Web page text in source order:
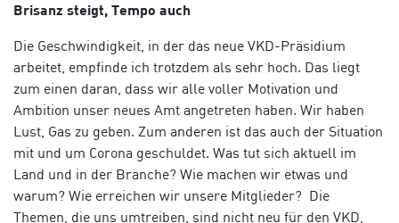
Brisanz steigt, Tempo auch
Die Geschwindigkeit, in der das neue VKD-Präsidium
arbeitet, empfinde ich trotzdem als sehr hoch. Das liegt
zum einen daran, dass wir alle voller Motivation und
Ambition unser neues Amt angetreten haben. Wir haben
Lust, Gas zu geben. Zum anderen ist das auch der Situation
mit und um Corona geschuldet. Was tut sich aktuell im
Land und in der Branche? Wie machen wir etwas und
warum? Wie erreichen wir unsere Mitglieder? Die
Themen, die uns umtreiben, sind nicht neu für den VKD,